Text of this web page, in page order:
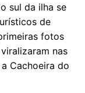
sul da ilha se
de
fotos
nas
Cachoeira do